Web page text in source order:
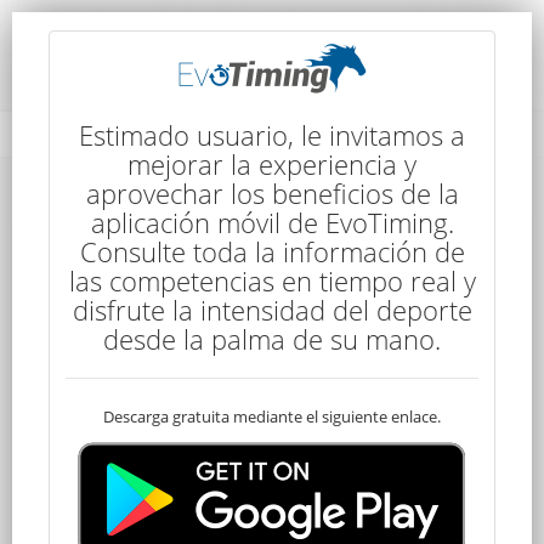
Detalles de la Competencia
Detalles de la Competencia
CEN Promocional
20 kms
14:00
1 Etapas
Estimado usuario, le invitamos a
mejorar la experiencia y
aprovechar los beneficios de la
aplicación móvil de EvoTiming.
Consulte toda la información de
las competencias en tiempo real y
disfrute la intensidad del deporte
desde la palma de su mano.
Descarga gratuita mediante el siguiente enlace.